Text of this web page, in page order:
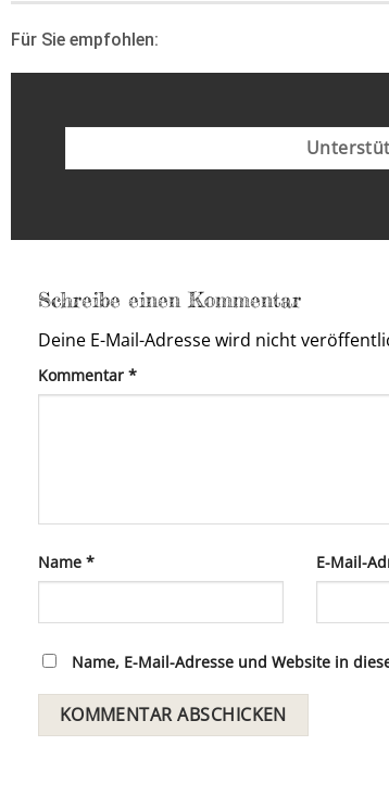
Für Sie empfohlen:
Schreibe einen Kommentar
Deine E-Mail-Adresse wird nicht
Kommentar *
Name * E-Mail-
Name, E-Mail-Adresse und Website in